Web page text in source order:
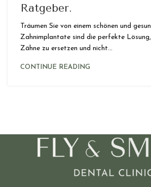
Ratgeber.
Träumen Sie von einem schönen und
Zahnimplantate sind die perfekte
Zähne zu ersetzen und nicht...
CONTINUE READING